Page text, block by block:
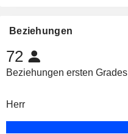
Beziehungen
72
Beziehungen ersten Grades
Herr